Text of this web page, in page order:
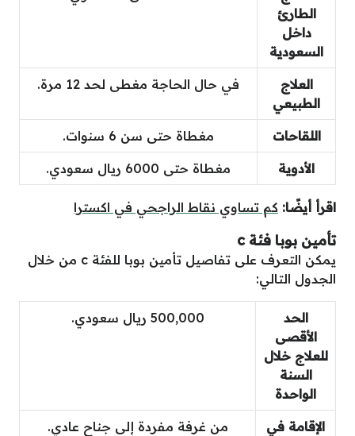
الطارئ
داخل
السعودية
العلاج
الطبيعي
في حال الحاجة مغطى لحد 12 مرة.
اللقاحات مغطاة حتى سن 6 سنوات.
الأدوية مغطاة حتى 6000 ريال سعودي.
اقرأ أيضًا: كم تساوي نقاط الراجحي في اكسترا
تأمين بوبا فئة c
يمكن التعرف على تفاصيل تأمين بوبا للفئة c من خلال
الجدول التالي:
الحد
الأقصى
للعلاج خلال
السنة
الواحدة
500,000 ريال سعودي.
الإقامة في
من غرفة مفردة إلى جناح عادي.